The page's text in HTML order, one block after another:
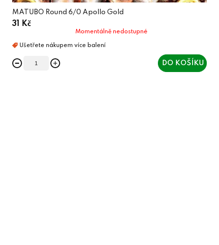
MATUBO Round 6/0 Apollo Gold
31 Kč
Momentálně nedostupné
DO KOŠÍKU